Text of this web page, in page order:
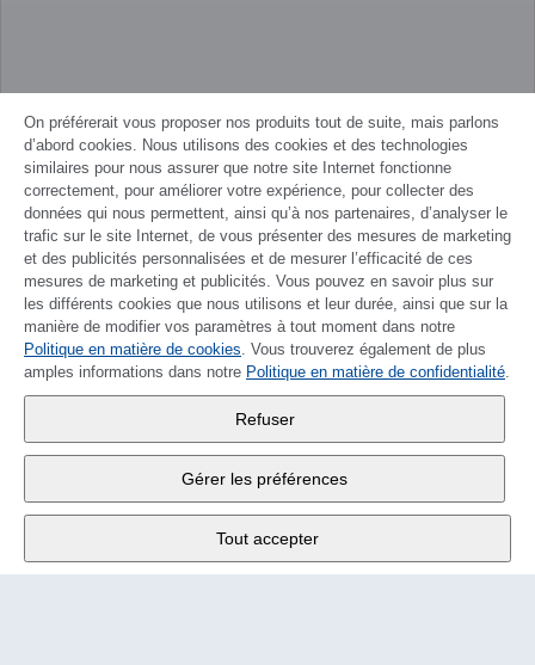
DEUTSCH
Fabrikstrasse 10, 3176 Neuenegg
Lu - Ve 9:00 - 12:00 h
Tél. +4131 377 21 11
On préférerait vous proposer nos produits tout de suite, mais parlons
d’abord cookies. Nous utilisons des cookies et des technologies
similaires pour nous assurer que notre site Internet fonctionne
correctement, pour améliorer votre expérience, pour collecter des
données qui nous permettent, ainsi qu’à nos partenaires, d’analyser le
trafic sur le site Internet, de vous présenter des mesures de marketing
et des publicités personnalisées et de mesurer l’efficacité de ces
mesures de marketing et publicités. Vous pouvez en savoir plus sur
les différents cookies que nous utilisons et leur durée, ainsi que sur la
manière de modifier vos paramètres à tout moment dans notre
Politique en matière de cookies. Vous trouverez également de plus
amples informations dans notre Politique en matière de confidentialité.
Refuser
Gérer les préférences
Tout accepter